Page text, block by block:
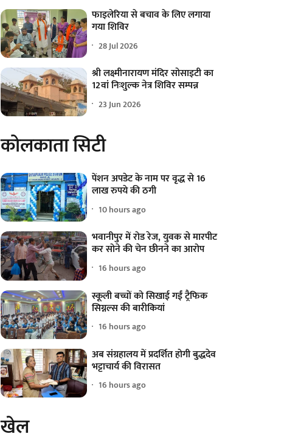
फाइलेरिया से बचाव के लिए लगाया
गया शिविर
28 Jul 2026
श्री लक्ष्मीनारायण मंदिर सोसाइटी का
12वां निःशुल्क नेत्र शिविर सम्पन्न
23 Jun 2026
कोलकाता सिटी
पेंशन अपडेट के नाम पर वृद्ध से 16
लाख रुपये की ठगी
10 hours ago
भवानीपुर में रोड रेज, युवक से मारपीट
कर सोने की चेन छीनने का आरोप
16 hours ago
स्कूली बच्चों को सिखाई गईं ट्रैफिक
सिग्नल्स की बारीकियां
16 hours ago
अब संग्रहालय में प्रदर्शित होगी बुद्धदेव
भट्टाचार्य की विरासत
16 hours ago
खेल